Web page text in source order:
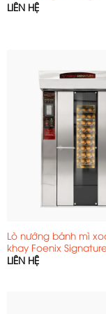
Một chiếc lò
đặc biệt vào
Chất lượng
Lò nướngFoenix
nhiệt độ chính
đạt độ vàng
như mong muốn.
LIÊN HỆ
Lò nướng bánh mì
khay Foenix
LIÊN HỆ